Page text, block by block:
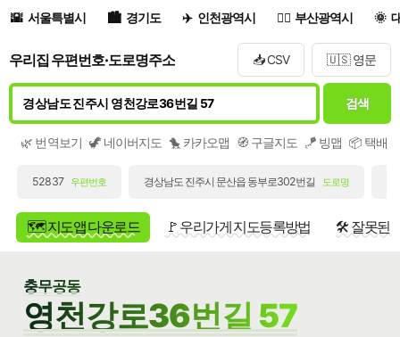
서울특별시 경기도 인천광역시 부산광역시
우리집 우편번호·도로명주소 📥 CSV 🇺🇸 영문
검색
🌿 번역보기 🦖 네이버지도 🐤 카카오맵 🧭 구글지도 🪁 빙맵 📦 택배/
52837 우편번호 경상남도 진주시 문산읍 동부로302번길 도로명
🗺️ 지도앱 다운로드 🚩 우리가게 지도등록방법 🛠️ 잘못된
충무공동
영천강로36번길 57